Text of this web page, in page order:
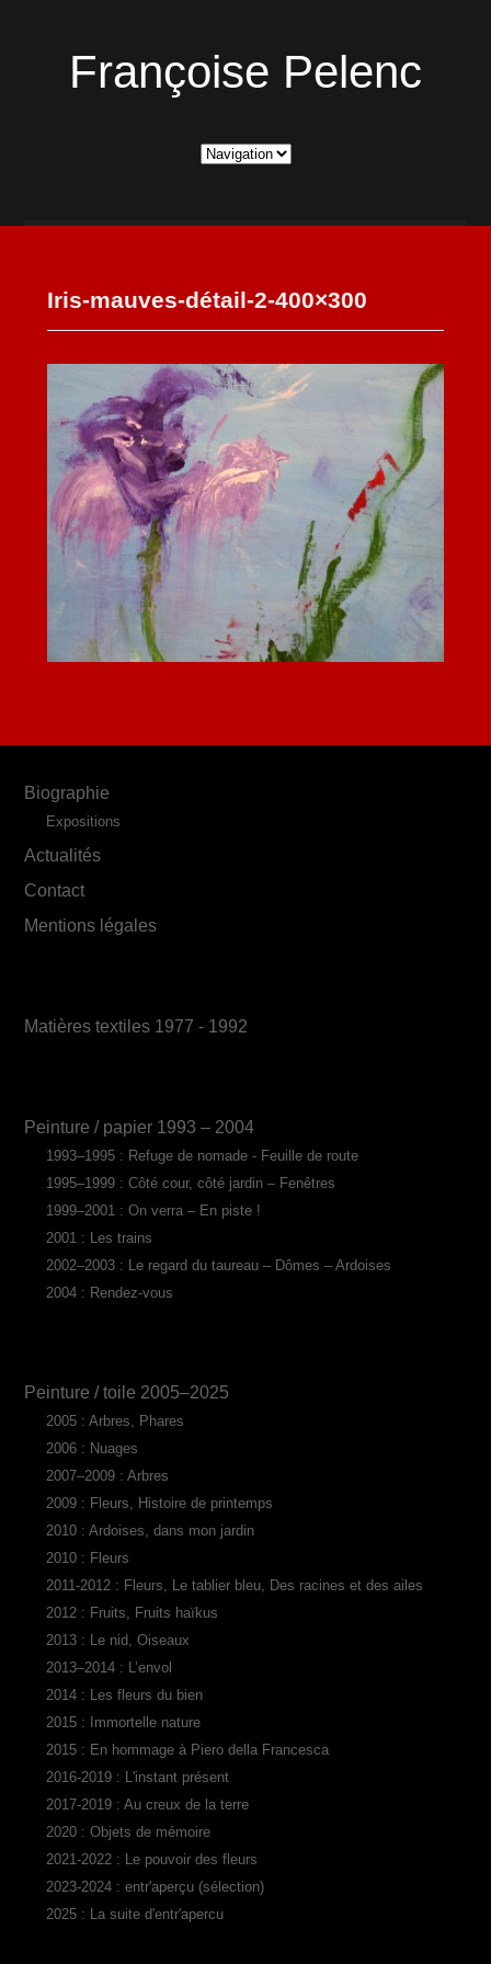
Françoise Pelenc
Iris-mauves-détail-2-400×300
Biographie
Expositions
Actualités
Contact
Mentions légales
Matières textiles 1977 - 1992
Peinture / papier 1993 – 2004
1993–1995 : Refuge de nomade - Feuille de route
1995–1999 : Côté cour, côté jardin – Fenêtres
1999–2001 : On verra – En piste !
2001 : Les trains
2002–2003 : Le regard du taureau – Dômes – Ardoises
2004 : Rendez-vous
Peinture / toile 2005–2025
2005 : Arbres, Phares
2006 : Nuages
2007–2009 : Arbres
2009 : Fleurs, Histoire de printemps
2010 : Ardoises, dans mon jardin
2010 : Fleurs
2011-2012 : Fleurs, Le tablier bleu, Des racines et des ailes
2012 : Fruits, Fruits haïkus
2013 : Le nid, Oiseaux
2013–2014 : L’envol
2014 : Les fleurs du bien
2015 : Immortelle nature
2015 : En hommage à Piero della Francesca
2016-2019 : L'instant présent
2017-2019 : Au creux de la terre
2020 : Objets de mémoire
2021-2022 : Le pouvoir des fleurs
2023-2024 : entr'aperçu (sélection)
2025 : La suite d'entr'apercu